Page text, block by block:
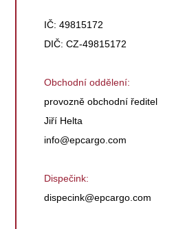
IČ: 49815172
DIČ: CZ-49815172
Obchodní oddělení:
provozně obchodní ředitel
Jiří Helta
info@epcargo.com
Dispečink:
dispecink@epcargo.com